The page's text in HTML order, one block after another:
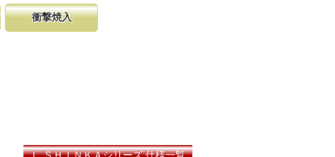
衝撃焼入
Ｌ ＳＨＩＮＫＡシリーズ 仕様一覧